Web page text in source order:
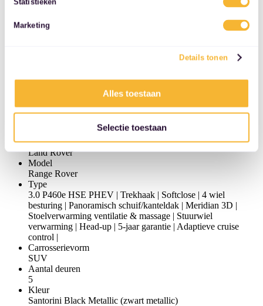
Statistieken
Marketing
Details tonen
Alles toestaan
Selectie toestaan
Brandstof
Plug-in hybride
Merk
Land Rover
Model
Range Rover
Type
3.0 P460e HSE PHEV | Trekhaak | Softclose | 4 wiel
besturing | Panoramisch schuif/kanteldak | Meridian 3D |
Stoelverwarming ventilatie & massage | Stuurwiel
verwarming | Head-up | 5-jaar garantie | Adaptieve cruise
control |
Carrosserievorm
SUV
Aantal deuren
5
Kleur
Santorini Black Metallic (zwart metallic)